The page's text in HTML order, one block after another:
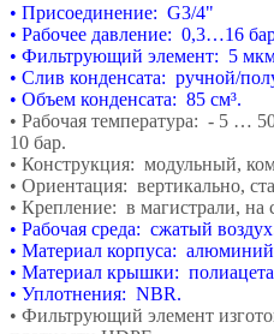
• Присоединение: G3/4"
• Рабочее давление: 0,3…16
• Фильтрующий элемент: 5
• Слив конденсата: ручной/
• Объем конденсата: 85 см³.
• Рабочая температура: - 5 …
10 бар.
• Конструкция: модульный,
• Ориентация: вертикально,
• Крепление: в магистрали, на
• Рабочая среда: сжатый
• Материал корпуса:
• Материал крышки:
• Уплотнения: NBR.
• Фильтрующий элемент